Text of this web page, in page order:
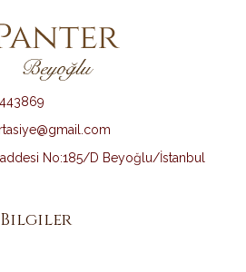
No:185/D Beyoğlu/İstanbul
Bilgiler